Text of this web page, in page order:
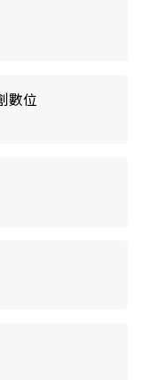
數位